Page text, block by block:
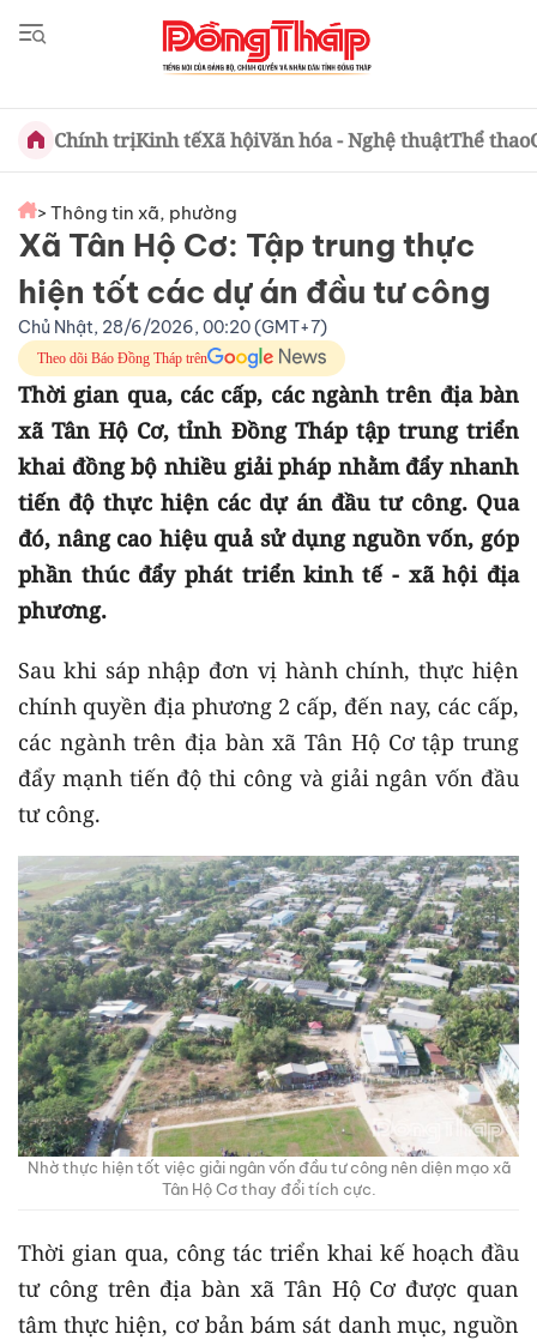
Chính trịKinh tếXã hộiVăn hóa - Nghệ thuậtThể thao
> Thông tin xã, phường
Xã Tân Hộ Cơ: Tập trung thực
hiện tốt các dự án đầu tư công
Chủ Nhật, 28/6/2026, 00:20 (GMT+7)
Theo dõi Báo Đồng Tháp trên
Thời gian qua, các cấp, các ngành trên địa bàn
xã Tân Hộ Cơ, tỉnh Đồng Tháp tập trung triển
khai đồng bộ nhiều giải pháp nhằm đẩy nhanh
tiến độ thực hiện các dự án đầu tư công. Qua
đó, nâng cao hiệu quả sử dụng nguồn vốn, góp
phần thúc đẩy phát triển kinh tế - xã hội địa
phương.
Sau khi sáp nhập đơn vị hành chính, thực hiện
chính quyền địa phương 2 cấp, đến nay, các cấp,
các ngành trên địa bàn xã Tân Hộ Cơ tập trung
đẩy mạnh tiến độ thi công và giải ngân vốn đầu
tư công.
Nhờ thực hiện tốt việc giải ngân vốn đầu tư công nên diện mạo xã
Tân Hộ Cơ thay đổi tích cực.
Thời gian qua, công tác triển khai kế hoạch đầu
tư công trên địa bàn xã Tân Hộ Cơ được quan
tâm thực hiện, cơ bản bám sát danh mục, nguồn